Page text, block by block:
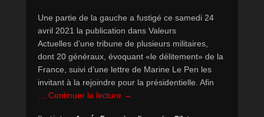
Une partie de la gauche a fustigé ce samedi 24
avril 2021 la publication dans Valeurs
Actuelles d’une tribune de plusieurs militaires,
dont 20 généraux, évoquant «le délitement» de la
France, suivi d’une lettre de Marine Le Pen les
invitant à la rejoindre pour la présidentielle. Afin
… Continuer la lecture →